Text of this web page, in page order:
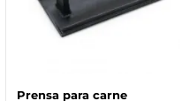
Prensa para carne